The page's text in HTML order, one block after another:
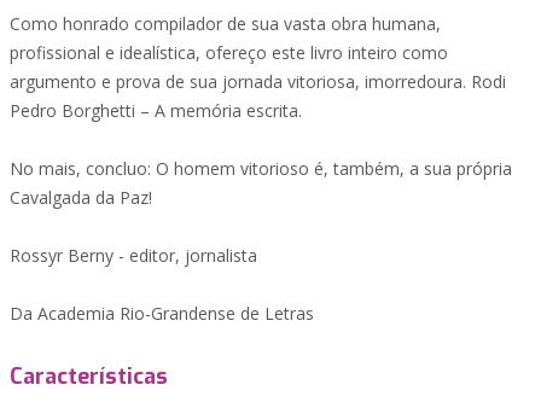
Como honrado compilador de sua vasta obra humana,
profissional e idealística, ofereço este livro inteiro como
argumento e prova de sua jornada vitoriosa, imorredoura. Rodi
Pedro Borghetti – A memória escrita.
No mais, concluo: O homem vitorioso é, também, a sua própria
Cavalgada da Paz!
Rossyr Berny - editor, jornalista
Da Academia Rio-Grandense de Letras
Características